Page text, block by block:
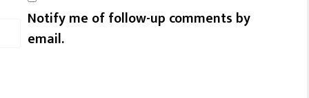
Notify me of follow-up comments by
email.